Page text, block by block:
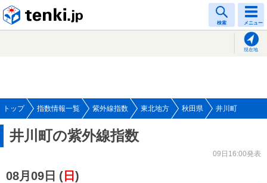
検索 メニュー
現在地
トップ 指数情報一覧 紫外線指数 東北地方 秋田県 井川町
井川町の紫外線指数
09日16:00発表
08月09日 ( 日 )